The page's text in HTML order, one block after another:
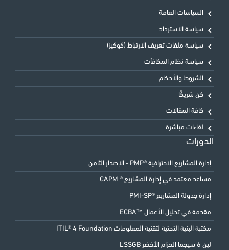
السياسات العامة
سياسة الاسترداد
سياسة ملفات تعريف الارتباط (كوكيز)
سياسة نظام المكافآت
الشروط والأحكام
كن شريكًا
كافة المقالات
لقاءات مباشرة
الدورات
إدارة المشاريع الاحترافية ®PMP - الإصدار الثامن
مساعد معتمد في إدارة المشاريع ® CAPM
إدارة جدولة المشاريع ®PMI-SP
مقدمة في تحليل الأعمال ™ECBA
مكتبة البنية التحتية لتقنية المعلومات ITIL® 4 Foundation
لين 6 سيجما الحزام الأخضر LSSGB